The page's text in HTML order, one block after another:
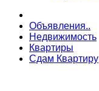
Объявления..
Недвижимость
Квартиры
Сдам Квартиру